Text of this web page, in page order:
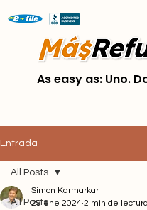
As easy as: Uno.
Entrada
All Posts
All Posts
Simon Karmarkar
29 ene 2024 2 min de lectura